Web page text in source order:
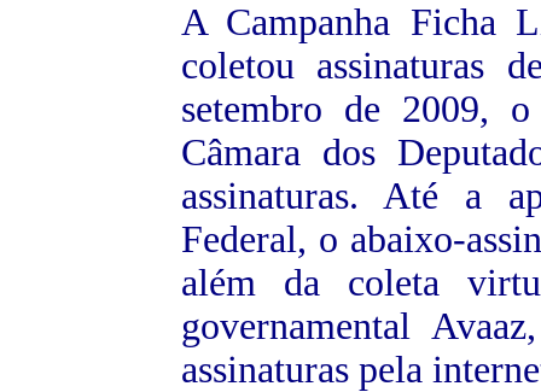
A Campanha Ficha
coletou assinaturas
setembro de 2009,
Câmara dos
assinaturas. Até a
Federal, o abaixo-
além da coleta
governamental
assinaturas pela